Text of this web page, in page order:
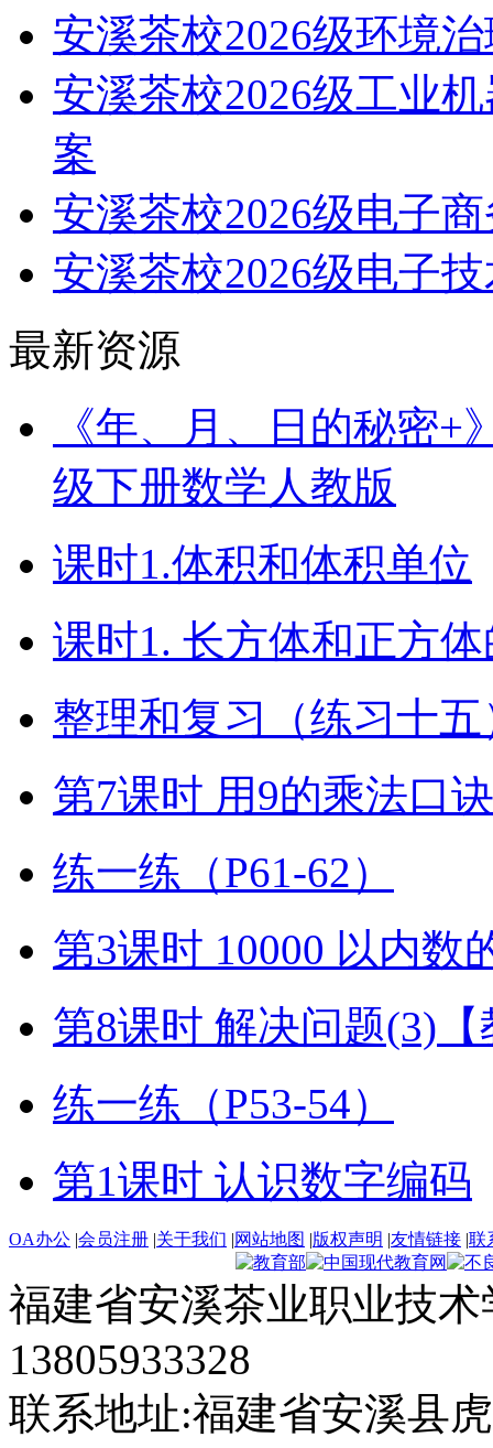
安溪茶校2026级环境
安溪茶校2026级工业
案
安溪茶校2026级电子
安溪茶校2026级电子
最新资源
《年、月、日的秘密+
级下册数学人教版
课时1.体积和体积单位
课时1. 长方体和正方
整理和复习（练习十五
第7课时 用9的乘法口
练一练（P61-62）
第3课时 10000 以内数
第8课时 解决问题(3)
练一练（P53-54）
第1课时 认识数字编码
OA办公 |会员注册 |关于我们 |网站地图 |版权声明 |友情链接 |联
福建省安溪茶业职业技
13805933328
联系地址:福建省安溪县